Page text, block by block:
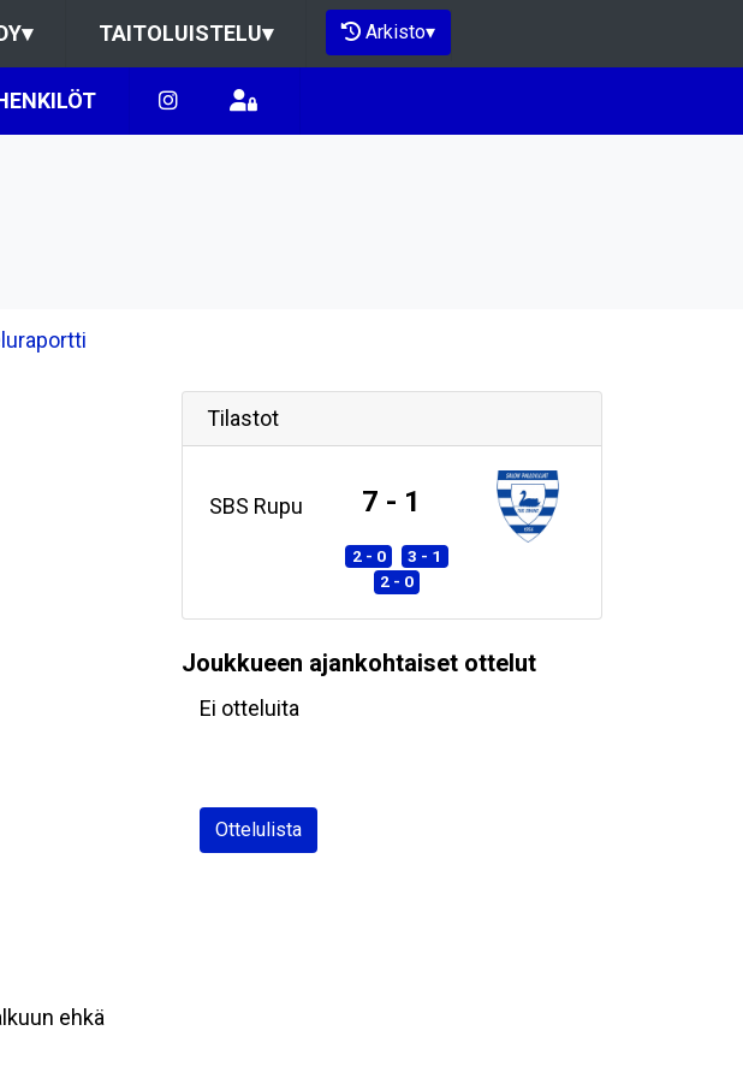
▾ TAITOLUISTELU▾ Arkisto▾
ehkä
Tilastot
SBS Rupu 7 - 1
2 - 0
3 - 1
2 - 0
Joukkueen ajankohtaiset ottelut
Ei otteluita
Ottelulista